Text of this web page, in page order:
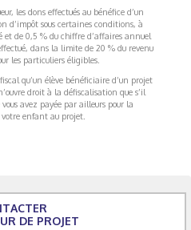
les dons effectués au bénéfice d’un
d’impôt sous certaines conditions, à
et de 0,5 % du chiffre d’affaires annuel
dans la limite de 20 % du revenu
les particuliers éligibles.
qu’un élève bénéficiaire d’un projet
droit à la défiscalisation que s’il
avez payée par ailleurs pour la
enfant au projet.
DE PROJET